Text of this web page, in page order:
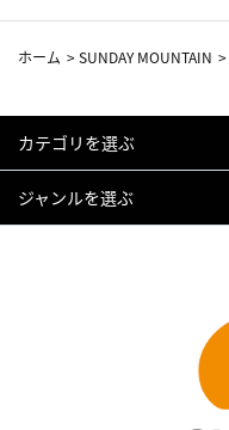
ホーム >SUNDAY MOUNTAIN >
カテゴリを選ぶ
ジャンルを選ぶ